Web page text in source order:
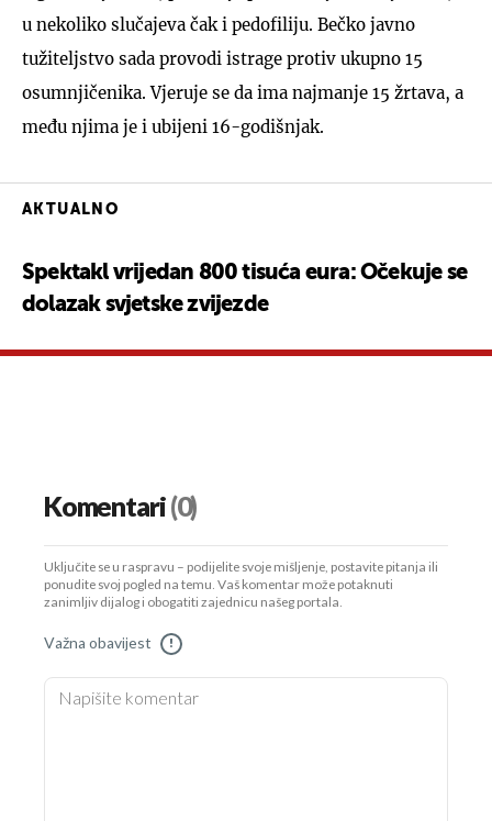
u nekoliko slučajeva čak i pedofiliju. Bečko javno
tužiteljstvo sada provodi istrage protiv ukupno 15
osumnjičenika. Vjeruje se da ima najmanje 15 žrtava, a
među njima je i ubijeni 16-godišnjak.
AKTUALNO
Spektakl vrijedan 800 tisuća eura: Očekuje se
dolazak svjetske zvijezde
Komentari(0)
Uključite se u raspravu – podijelite svoje mišljenje, postavite pitanja ili
ponudite svoj pogled na temu. Vaš komentar može potaknuti
zanimljiv dijalog i obogatiti zajednicu našeg portala.
Važna obavijest !